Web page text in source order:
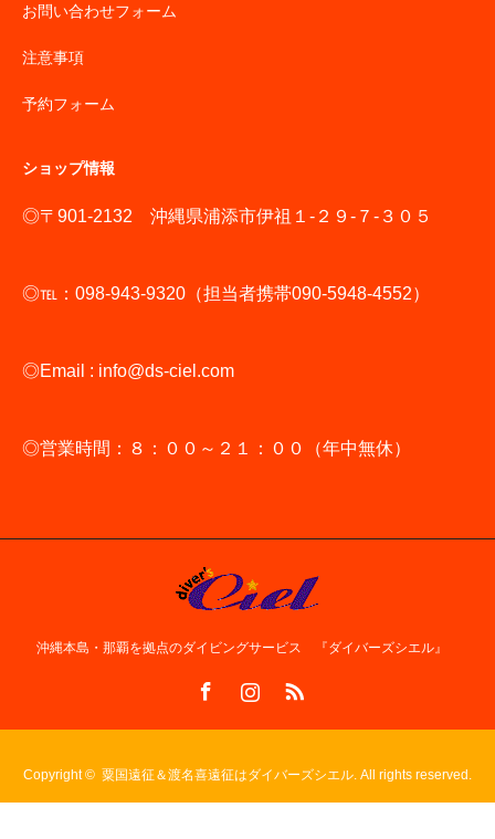
お問い合わせフォーム
注意事項
予約フォーム
ショップ情報
◎〒901-2132 沖縄県浦添市伊祖１-２９-７-３０５
◎℡：098-943-9320（担当者携帯090-5948-4552）
◎Email : info@ds-ciel.com
◎営業時間：８：００～２１：００（年中無休）
沖縄本島・那覇を拠点のダイビングサービス 『ダイバーズシエル』
Copyright © 粟国遠征＆渡名喜遠征はダイバーズシエル. All rights reserved.